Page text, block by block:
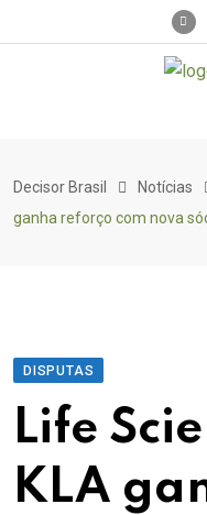
Decisor Brasil Notícias
ganha reforço com nova
DISPUTAS
Life
KLA